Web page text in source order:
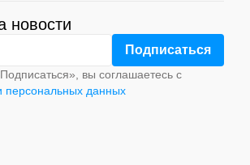
новости
вы соглашаетесь с
персональных данных